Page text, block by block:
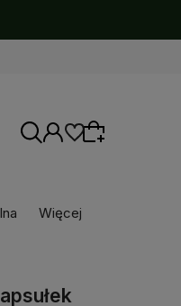
dodane
Więcej